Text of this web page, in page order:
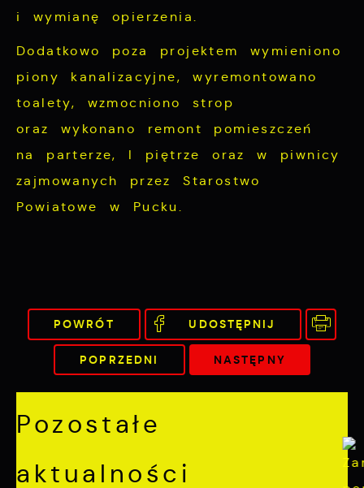
i wymianę opierzenia.
Dodatkowo poza projektem wymieniono
piony kanalizacyjne, wyremontowano
toalety, wzmocniono strop
oraz wykonano remont pomieszczeń
na parterze, I piętrze oraz w piwnicy
zajmowanych przez Starostwo
Powiatowe w Pucku.
POWRÓT UDOSTĘPNIJ
POPRZEDNI NASTĘPNY
Pozostałe
aktualności